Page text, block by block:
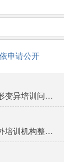
依申请公开
关于公开征集学科类隐形变异培训问题线索的公告
镇巴县部门联动开展校外培训机构整治活动